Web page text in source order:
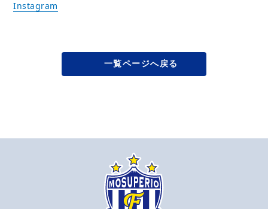
Instagram
一覧ページへ戻る